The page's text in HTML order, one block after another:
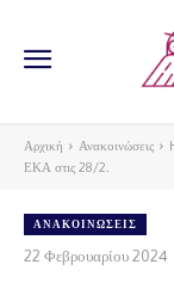
Αρχική Ανακοινώσεις
ΕΚΑ στις 28/2.
ΑΝΑΚΟΙΝΏΣΕΙΣ
22 Φεβρουαρίου 2024